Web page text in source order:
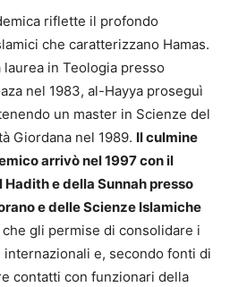
riflette il profondo
che caratterizzano Hamas.
in Teologia presso
nel 1983, al-Hayya proseguì
un master in Scienze del
Giordana nel 1989. Il culmine
arrivò nel 1997 con il
e della Sunnah presso
e delle Scienze Islamiche
che gli permise di consolidare i
e, secondo fonti di
contatti con funzionari della